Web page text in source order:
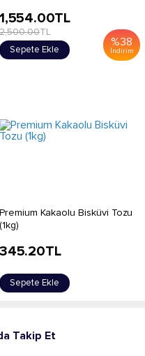
%38
İndirim
1,554.00TL
2,500.00TL
Sepete Ekle
Premium Kakaolu Bisküvi Tozu
(1kg)
345.20TL
Sepete Ekle
Takip Et